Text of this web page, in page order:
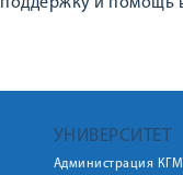
УНИВЕРСИТЕТ
Администрация